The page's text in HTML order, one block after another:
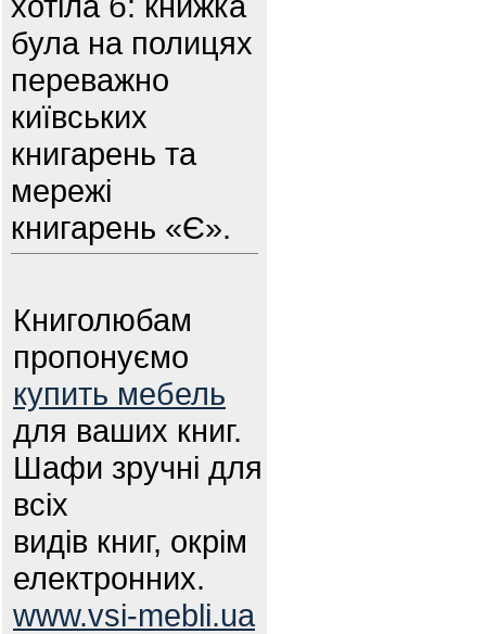
була на полицях
переважно
київських
книгарень та
мережі
книгарень «Є».
Книголюбам
пропонуємо
купить мебель
для ваших книг.
Шафи зручні для
всіх
видів книг, окрім
електронних.
www.vsi-mebli.ua